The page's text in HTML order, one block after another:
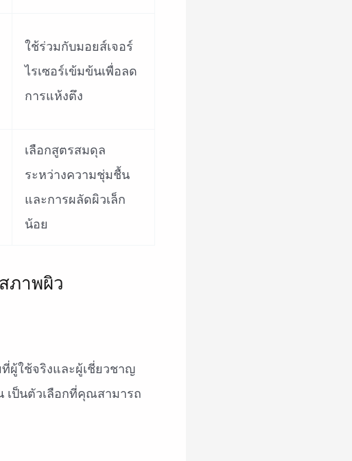
ใช้ร่วมกับมอยส์เจอร์
ไรเซอร์เข้มข้นเพื่อลด
การแห้งตึง
เลือกสูตรสมดุล
ระหว่างความชุ่มชื้น
และการผลัดผิวเล็ก
น้อย
ผู้ใช้จริงและผู้เชี่ยวชาญ
ป็นตัวเลือกที่คุณสามารถ